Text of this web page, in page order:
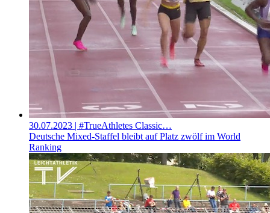
30.07.2023 | #TrueAthletes Classic…
Deutsche Mixed-Staffel bleibt auf Platz zwölf im World
Ranking